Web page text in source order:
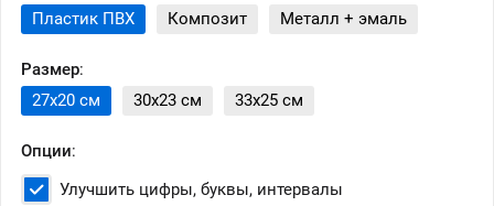
Пластик ПВХ
Композит Металл + эмаль
Размер:
27x20 см
30x23 см 33x25 см
Опции:
Улучшить цифры, буквы, интервалы